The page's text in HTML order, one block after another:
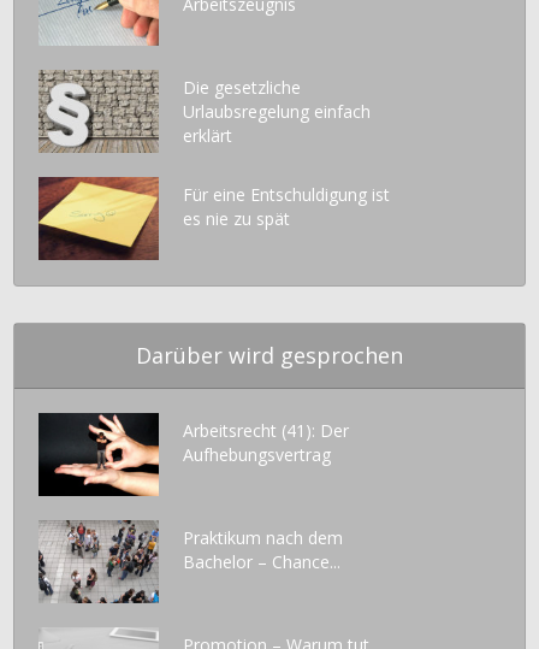
Die gesetzliche
Urlaubsregelung einfach
erklärt
Für eine Entschuldigung ist
es nie zu spät
Darüber wird gesprochen
Arbeitsrecht (41): Der
Aufhebungsvertrag
Praktikum nach dem
Bachelor – Chance...